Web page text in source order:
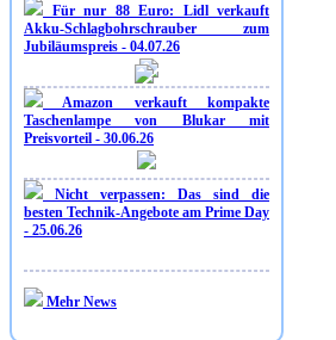
Für nur 88 Euro: Lidl verkauft
Akku-Schlagbohrschrauber zum
Jubiläumspreis - 04.07.26
Amazon verkauft kompakte
Taschenlampe von Blukar mit
Preisvorteil - 30.06.26
Nicht verpassen: Das sind die
besten Technik-Angebote am Prime Day
- 25.06.26
Mehr News